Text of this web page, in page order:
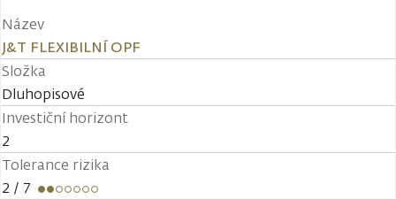
Název
J&T FLEXIBILNÍ OPF
Složka
Dluhopisové
Investiční horizont
2
Tolerance rizika
2 / 7